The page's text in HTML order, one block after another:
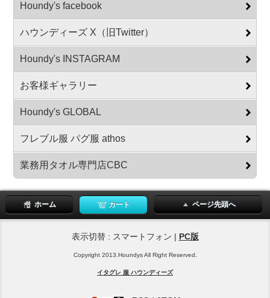
Houndy's facebook
ハウンディーズ X（旧Twitter）
Houndy's INSTAGRAM
お客様ギャラリー
Houndy's GLOBAL
フレブル服 パグ服 athos
業務用タオル専門店CBC
ホーム カート ページ先頭へ
表示切替 : スマートフォン | PC版
Copyright 2013.Houndys All Right Reserved.
イタグレ 服 ハウンディーズ